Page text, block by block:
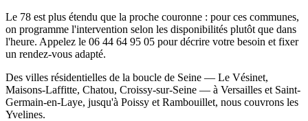
Le 78 est plus étendu que la proche couronne : pour ces communes,
on programme l'intervention selon les disponibilités plutôt que dans
l'heure. Appelez le 06 44 64 95 05 pour décrire votre besoin et fixer
un rendez-vous adapté.
Des villes résidentielles de la boucle de Seine — Le Vésinet,
Maisons-Laffitte, Chatou, Croissy-sur-Seine — à Versailles et Saint-
Germain-en-Laye, jusqu'à Poissy et Rambouillet, nous couvrons les
Yvelines.